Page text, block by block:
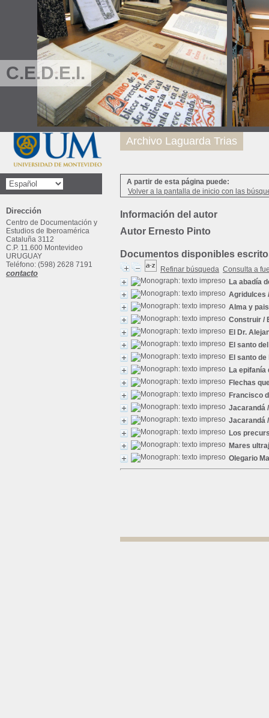
C.E.D.E.I.
A partir de esta página puede:
Volver a la pantalla de inicio con las
Información del autor
Autor Ernesto Pinto
Documentos disponibles
Refinar búsqueda Consulta a
La abadía
Agridulces
Alma y
Construir /
El Dr.
El santo
El santo
La epifanía
Flechas
Francisco
Jacarandá
Jacarandá
Los
Mares
Olegario
Archivo Laguarda Trias
Dirección
Centro de Documentación y
Estudios de Iberoamérica
Cataluña 3112
C.P. 11.600 Montevideo
URUGUAY
Teléfono: (598) 2628 7191
contacto